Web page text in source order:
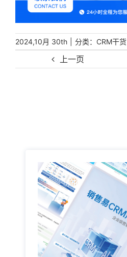
上一页
2024,10月 30th 分类： CRM干货